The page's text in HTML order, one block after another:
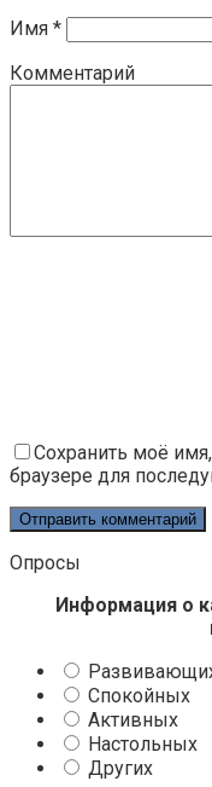
Имя *
Комментарий
Сохранить моё
браузере для
Опросы
Информация о
Спокойных
Активных
Настольных
Других